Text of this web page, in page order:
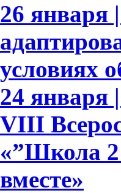
26 января
условиях
24 января
VIII
«”Школа
вместе»